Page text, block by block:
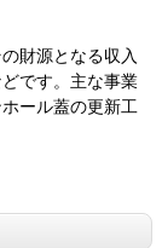
財源となる収入
です。主な事業
ール蓋の更新工